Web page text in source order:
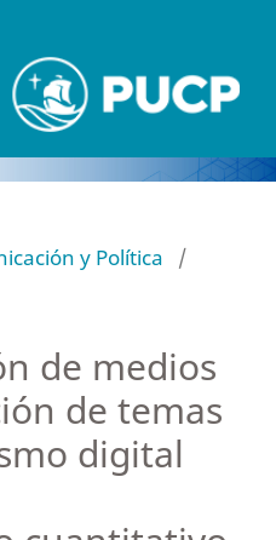
y Política
/
de medios
de temas
digital